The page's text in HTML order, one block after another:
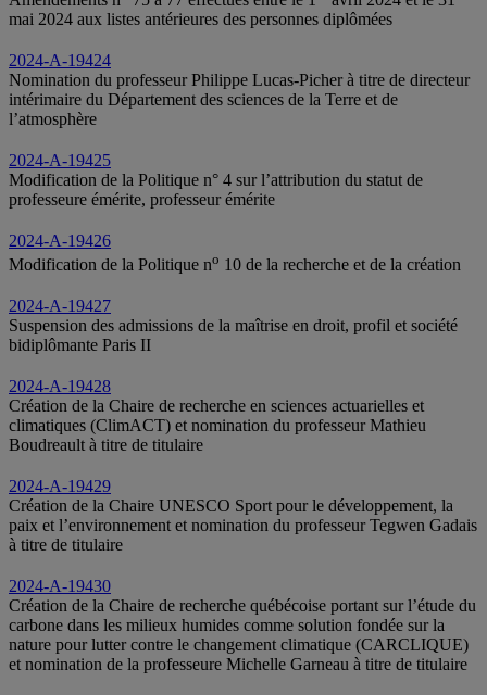
mai 2024 aux listes antérieures des personnes diplômées
2024-A-19424
Nomination du professeur Philippe Lucas-Picher à titre de directeur
intérimaire du Département des sciences de la Terre et de
l’atmosphère
2024-A-19425
Modification de la Politique n° 4 sur l’attribution du statut de
professeure émérite, professeur émérite
2024-A-19426
Modification de la Politique no 10 de la recherche et de la création
2024-A-19427
Suspension des admissions de la maîtrise en droit, profil et société
bidiplômante Paris II
2024-A-19428
Création de la Chaire de recherche en sciences actuarielles et
climatiques (ClimACT) et nomination du professeur Mathieu
Boudreault à titre de titulaire
2024-A-19429
Création de la Chaire UNESCO Sport pour le développement, la
paix et l’environnement et nomination du professeur Tegwen Gadais
à titre de titulaire
2024-A-19430
Création de la Chaire de recherche québécoise portant sur l’étude du
carbone dans les milieux humides comme solution fondée sur la
nature pour lutter contre le changement climatique (CARCLIQUE)
et nomination de la professeure Michelle Garneau à titre de titulaire